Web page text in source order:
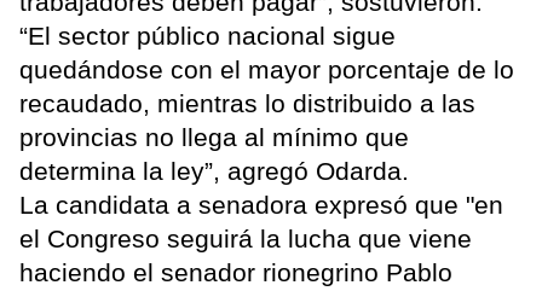
“El sector público nacional sigue
quedándose con el mayor porcentaje de lo
recaudado, mientras lo distribuido a las
provincias no llega al mínimo que
determina la ley”, agregó Odarda.
La candidata a senadora expresó que "en
el Congreso seguirá la lucha que viene
haciendo el senador rionegrino Pablo